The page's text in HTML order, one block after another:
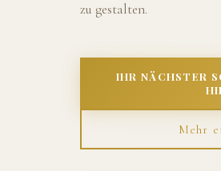
zu gestalten.
IHR NÄCHSTER
Mehr